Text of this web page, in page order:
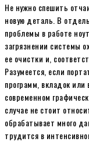
Не нужно спешить
новую деталь. В
проблемы в работе
загрязнении системы
ее очистки и,
Разумеется, если
программ, вкладок или
современном
случае не стоит
обрабатывает много
трудится в